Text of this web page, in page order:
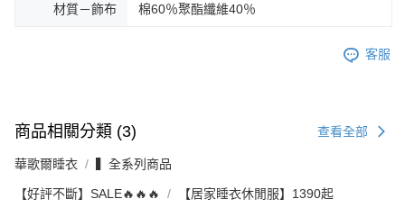
材質－飾布 棉60％聚酯纖維40％
客服
商品相關分類 (3) 查看全部
華歌爾睡衣 ▍全系列商品
【好評不斷】SALE🔥🔥🔥 【居家睡衣休閒服】1390起